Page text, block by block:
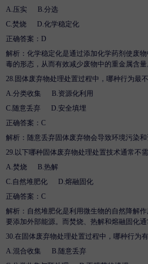
A.压实 B.分选
C.焚烧 D.化学稳定化
正确答案： D
解析 ：化学稳定化是通过添加化学药剂使废
毒的形态，从而有效减少废物中的重金属含量
28. 固体废弃物处理处置过程中，哪种行为最
A.分类收集 B.资源化利用
C. 随意丢弃 D.安全填埋
正确答案： C
解析 ：随意丢弃固体废弃物会导致环境污染
29. 以下哪种固体废弃物处理处置技术通常不
A.焚烧 B.热解
C.自然堆肥化 D.熔融固化
正确答案： C
解析 ：自然堆肥化是利用微生物的自然降解
要添加外部能源。而焚烧、热解和熔融固化通
30.在固体废弃物处理处置过程中，哪种行为
A.混合收集 B. 随意丢弃